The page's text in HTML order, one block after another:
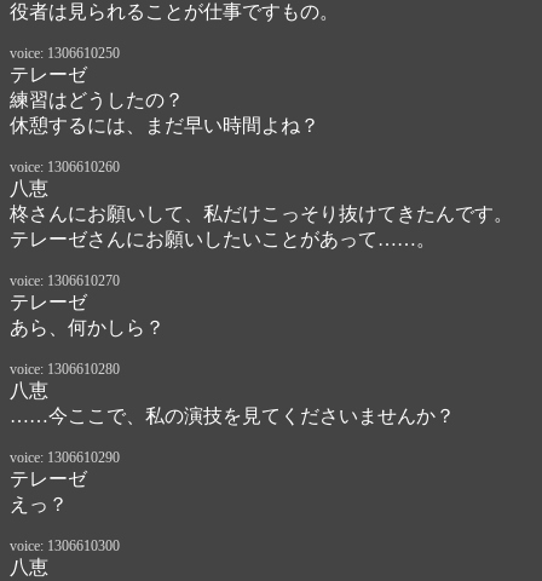
役者は見られることが仕事ですもの。
voice: 1306610250
テレーゼ
練習はどうしたの？
休憩するには、まだ早い時間よね？
voice: 1306610260
八恵
柊さんにお願いして、私だけこっそり抜けてきたんです。
テレーゼさんにお願いしたいことがあって……。
voice: 1306610270
テレーゼ
あら、何かしら？
voice: 1306610280
八恵
……今ここで、私の演技を見てくださいませんか？
voice: 1306610290
テレーゼ
えっ？
voice: 1306610300
八恵